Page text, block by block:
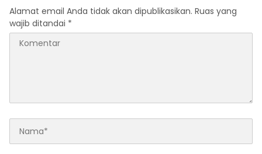
Alamat email Anda tidak akan dipublikasikan. Ruas yang
wajib ditandai *